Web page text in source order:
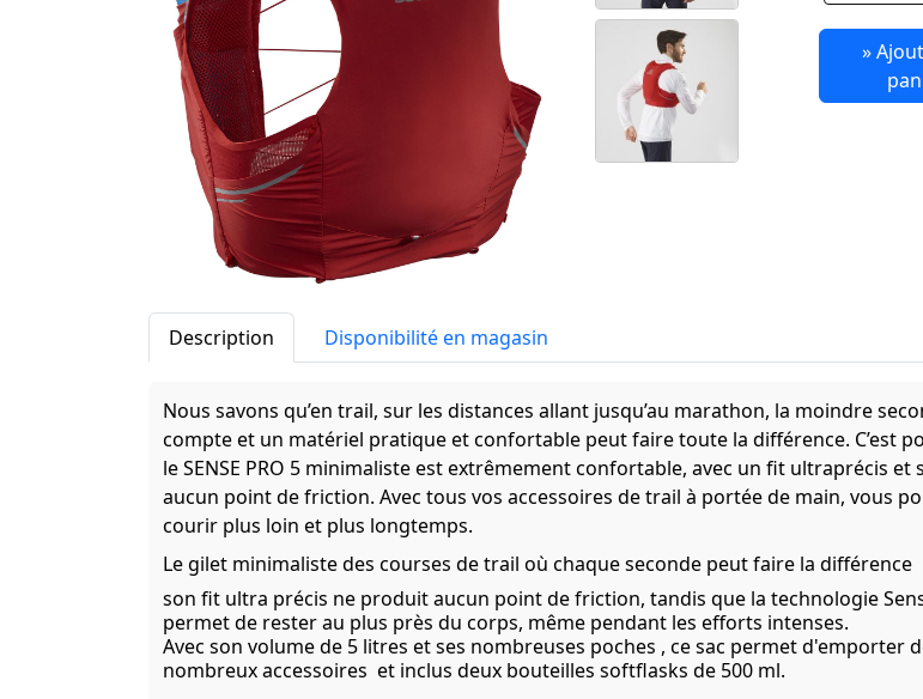
»
Description Disponibilité en magasin
Nous savons qu’en trail, sur les distances allant jusqu’au marathon, la moindre
compte et un matériel pratique et confortable peut faire toute la différence. C’est
le SENSE PRO 5 minimaliste est extrêmement confortable, avec un fit ultraprécis et
aucun point de friction. Avec tous vos accessoires de trail à portée de main, vous
courir plus loin et plus longtemps.
Le gilet minimaliste des courses de trail où chaque seconde peut faire la différence
son fit ultra précis ne produit aucun point de friction, tandis que la technologie
permet de rester au plus près du corps, même pendant les efforts intenses.
Avec son volume de 5 litres et ses nombreuses poches , ce sac permet d'emporter
nombreux accessoires et inclus deux bouteilles softflasks de 500 ml.